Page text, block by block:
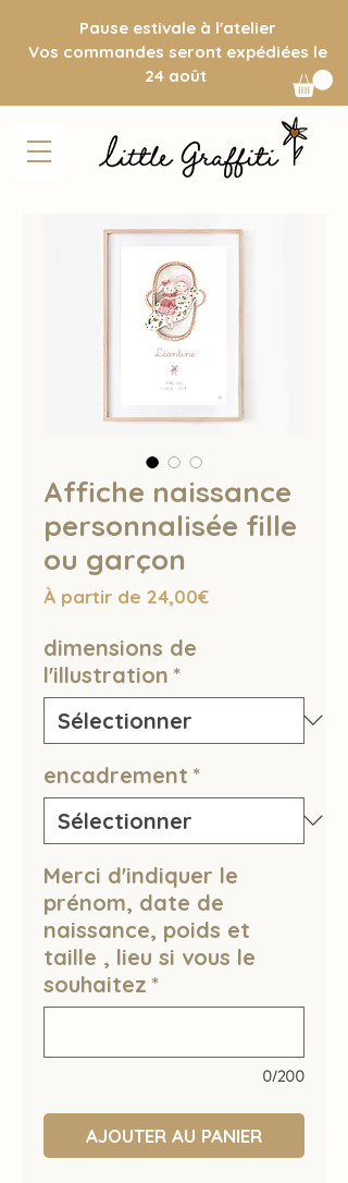
Pause estivale à l'atelier
Vos commandes seront expédiées le
24 août
Affiche naissance
personnalisée fille
ou garçon
À partir de 24,00€Prix
dimensions de
l'illustration *
encadrement *
Merci d'indiquer le
prénom, date de
naissance, poids et
taille , lieu si vous le
souhaitez *
0/200
AJOUTER AU PANIER